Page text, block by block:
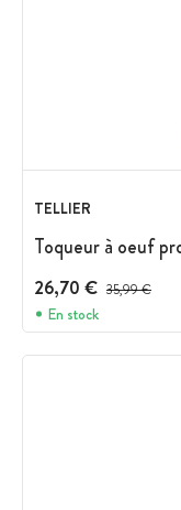
TELLIER
Toqueur à oeuf
26,70 € Prix avant
35,99 €
En stock